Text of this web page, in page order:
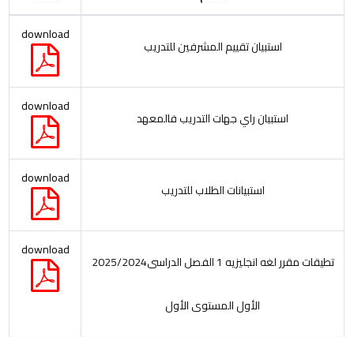
download
استبيان تقييم المشرفين للتدريب
download
استبيان راي جهات التدريب فالمعهد
download
استبيانات الطلاب للتدريب
download
2025/2024تطيقات مقرر لغه انجليزيه 1 الفصل الدراسى
الأول المستوى الأول